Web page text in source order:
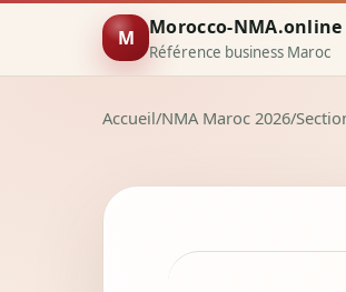
M Morocco-NMA.online
Référence business Maroc
Accueil/NMA Maroc 2026/